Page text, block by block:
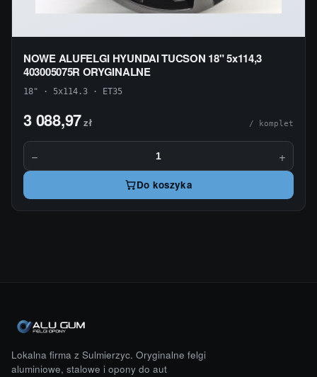
NOWE ALUFELGI HYUNDAI TUCSON 18" 5x114,3
403005075R ORYGINALNE
18" · 5x114.3 · ET35
3 088,97zł / komplet
− +
Do koszyka
Lokalna firma z Sulmierzyc. Oryginalne felgi
aluminiowe, stalowe i opony do aut